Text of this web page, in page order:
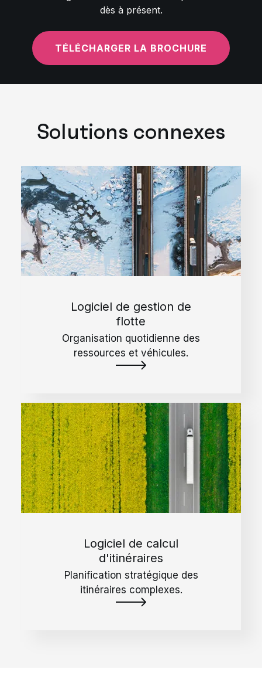
dès à présent.
TÉLÉCHARGER LA BROCHURE
Solutions connexes
Logiciel de gestion de
flotte
Organisation quotidienne des
ressources et véhicules.
Logiciel de calcul
d'itinéraires
Planification stratégique des
itinéraires complexes.